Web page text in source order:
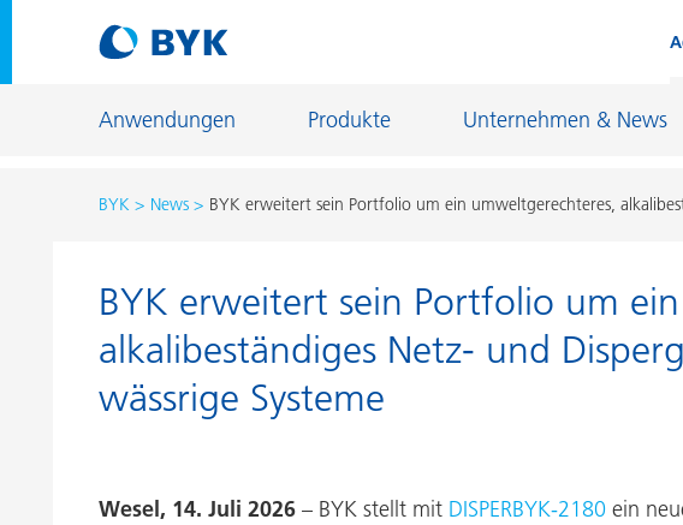
Anwendungen Produkte Unternehmen & News
Produktempfehlungen nach Anwendungen
Produktempfehlungen nach Anwendungen
Autoreparaturlackierung
Autoserienlackierung
Coil Coatings
Fiber Sizing
Fußbodenbeschichtungen
Industrielacke
BYK News BYK erweitert sein Portfolio um ein umweltgerechteres,
BYK erweitert sein Portfolio um
alkalibeständiges Netz- und
wässrige Systeme
Wesel, 14. Juli 2026 – BYK stellt mit DISPERBYK-2180 ein